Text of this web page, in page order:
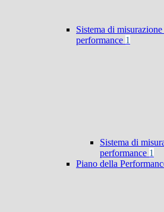
Sistema di
performance 1
Sistema di
performance 1
Piano della